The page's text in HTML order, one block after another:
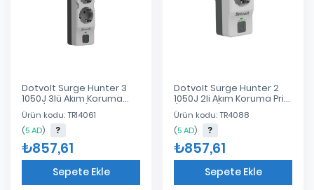
Dotvolt Surge Hunter 3
1050J 3lü Akım Koruma
Prizi (1.5 Metre)
Ürün kodu: TR14061
(5 AD)
₺857,61
Sepete Ekle
Dotvolt Surge Hunter 2
1050J 2li Akım Koruma Prizi
(1.5 Metre)
Ürün kodu: TR4088
(5 AD)
₺857,61
Sepete Ekle